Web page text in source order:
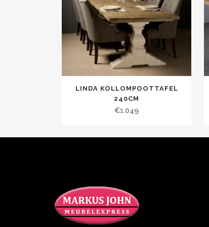
LINDA KOLLOMPOOTTAFEL
240CM
€1.049